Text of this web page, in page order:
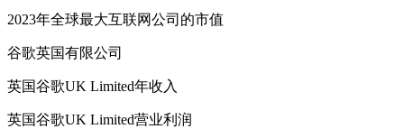
2023年全球最大互联网公司的市值
谷歌英国有限公司
英国谷歌UK Limited年收入
英国谷歌UK Limited营业利润